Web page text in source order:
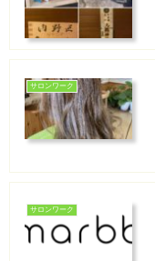
サロンワーク
サロンワーク